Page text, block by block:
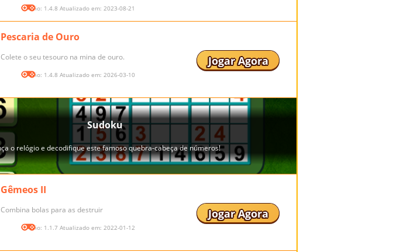
Versão: 1.4.8 Atualizado em: 2023-08-21
Pescaria de Ouro
Colete o seu tesouro na mina de ouro.
Versão: 1.4.8 Atualizado em: 2026-03-10
Jogar Agora
Gêmeos II
Combina bolas para as destruir
Versão: 1.1.7 Atualizado em: 2022-01-12
Jogar Agora